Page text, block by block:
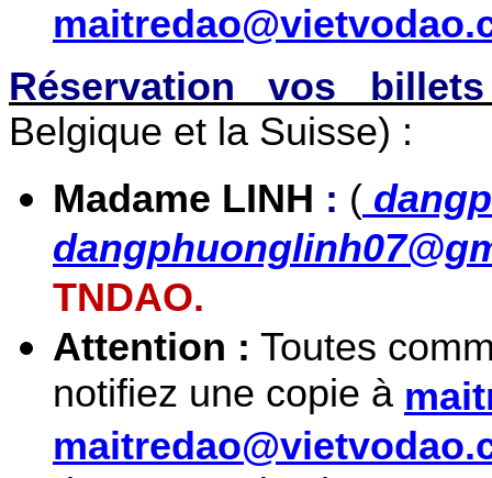
Réservation vos
Belgique et la Suisse) :
Madame LINH : (
TNDAO.
Attention : Toutes
notifiez une copie à